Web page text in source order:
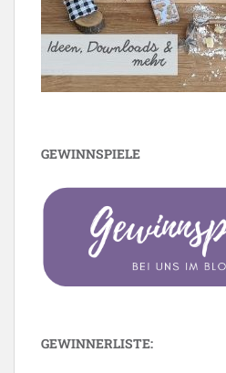
GEWINNSPIELE
GEWINNERLISTE: